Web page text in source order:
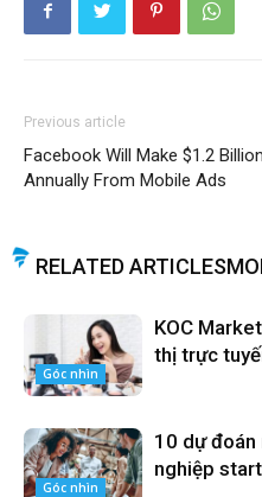
Previous article
Facebook Will Make $1.2 Billion
Annually From Mobile Ads
RELATED ARTICLES
Góc nhìn
KOC
thị trực
Góc nhìn
10 dự đoán
nghiệp